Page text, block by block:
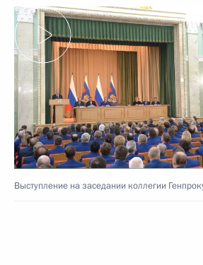
Выступление на заседании коллегии